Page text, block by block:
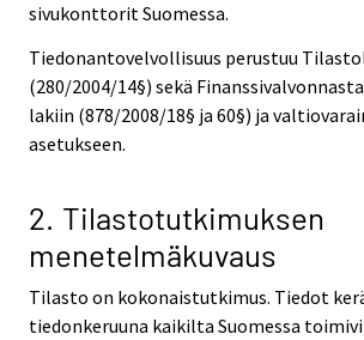
sivukonttorit Suomessa.
Tiedonantovelvollisuus perustuu
(280/2004/14§) sekä
lakiin (878/2008/18§ ja 60§) ja
asetukseen.
2. Tilastotutkimuksen
menetelmäkuvaus
Tilasto on kokonaistutkimus. Tiedot
tiedonkeruuna kaikilta Suomessa